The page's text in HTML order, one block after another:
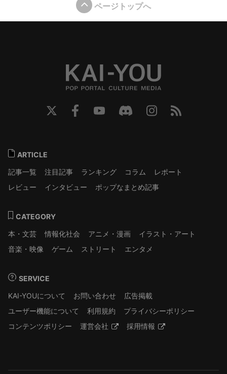
ページトップへ
ARTICLE
記事一覧
注目記事 ランキング コラム
レポート
レビュー
インタビュー ポップなまとめ記事
CATEGORY
本・文芸
情報化社会 アニメ・漫画
イラスト・アート
音楽・映像
ゲーム ストリート エンタメ
SERVICE
KAI-YOUについて
お問い合わせ
広告掲載
ユーザー機能について
利用規約
プライバシーポリシー
コンテンツポリシー
運営会社 採用情報